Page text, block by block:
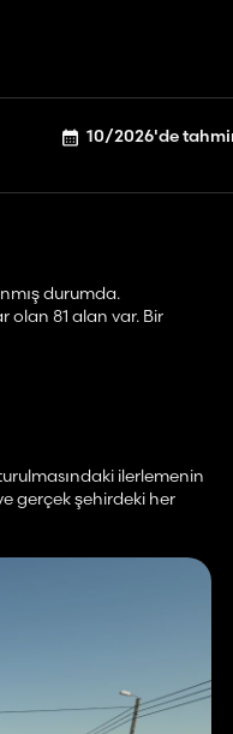
10/2026'de
durumda.
olan 81 alan var. Bir
ilerlemenin
gerçek şehirdeki her